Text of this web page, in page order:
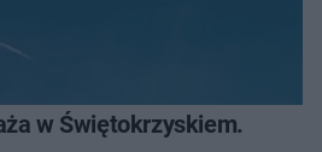
w Świętokrzyskiem.